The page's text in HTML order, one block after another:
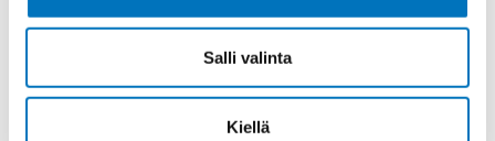
Salli valinta
Kiellä